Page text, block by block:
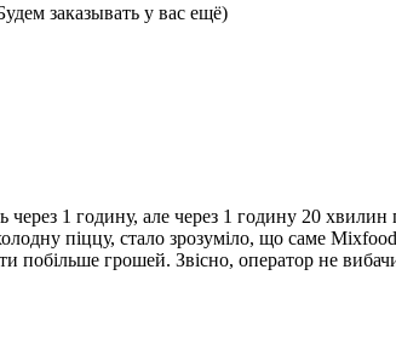
заказывать у вас ещё)
1 годину, але через 1 годину 20
піццу, стало зрозуміло, що саме
побільше грошей. Звісно, оператор не